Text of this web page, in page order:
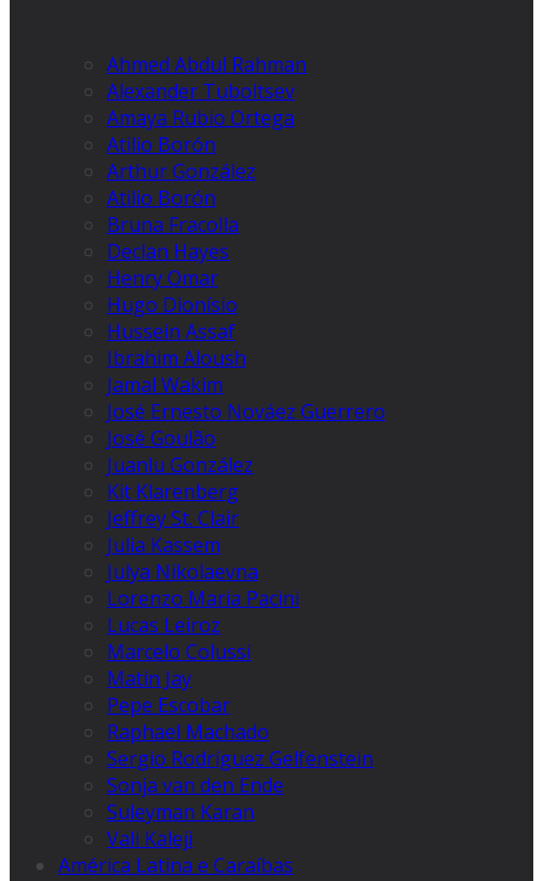
Ahmed Abdul Rahman
Alexander Tuboltsev
Amaya Rubio Ortega
Atilio Borón
Arthur González
Atilio Borón
Bruna Fracolla
Declan Hayes
Henry Omar
Hugo Dionísio
Hussein Assaf
Ibrahim Aloush
Jamal Wakim
José Ernesto Nováez Guerrero
José Goulão
Juanlu González
Kit Klarenberg
Jeffrey St. Clair
Julia Kassem
Julya Nikolaevna
Lorenzo Maria Pacini
Lucas Leiroz
Marcelo Colussi
Matin Jay
Pepe Escobar
Raphael Machado
Sergio Rodríguez Gelfenstein
Sonja van den Ende
Suleyman Karan
Vali Kaleji
América Latina e Caraíbas